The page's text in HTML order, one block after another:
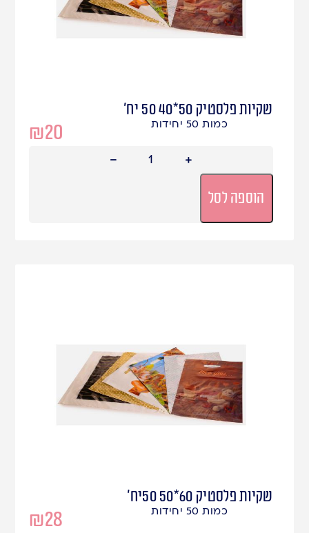
שקיות פלסטיק 50*40 50 יח'
₪20 כמות 50 יחידות
הוספה לסל
שקיות פלסטיק 60*50 50יח'
₪28 כמות 50 יחידות